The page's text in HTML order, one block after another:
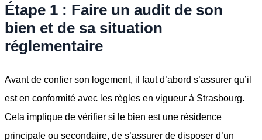
Étape 1 : Faire un audit de son
bien et de sa situation
réglementaire
Avant de confier son logement, il faut d’abord s’assurer qu’il
est en conformité avec les règles en vigueur à Strasbourg.
Cela implique de vérifier si le bien est une résidence
principale ou secondaire, de s’assurer de disposer d’un